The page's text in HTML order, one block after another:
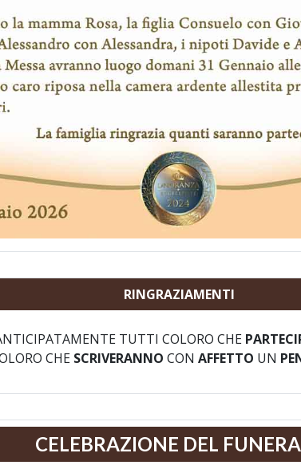
RINGRAZIAMENTI
TUTTI COLORO CHE
CHE SCRIVERANNO CON AFFETTO UN
CELEBRAZIONE DEL